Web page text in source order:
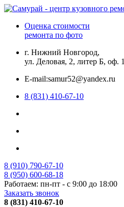
Оценка стоимости
ремонта по фото
г. Нижний Новгород,
ул. Деловая, 2, литер Б, оф. 1
E-mail:samur52@yandex.ru
8 (831) 410-67-10
8 (910) 790-67-10
8 (950) 600-68-18
Работаем: пн-пт - с 9:00 до 18:00
Заказать звонок
8 (831) 410-67-10